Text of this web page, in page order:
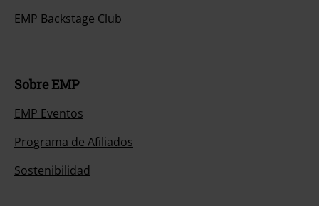
EMP Backstage Club
Sobre EMP
EMP Eventos
Programa de Afiliados
Sostenibilidad